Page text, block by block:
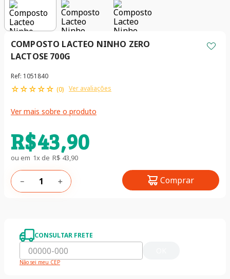
COMPOSTO LACTEO NINHO ZERO
LACTOSE 700G
Ref: 1051840
☆☆☆☆☆ (0) Ver avaliações
Ver mais sobre o produto
R$43,90
ou em 1x de R$ 43,90
＋
－ Comprar
CONSULTAR FRETE
Não sei meu CEP